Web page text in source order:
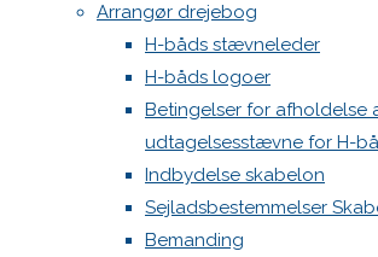
Arrangør drejebog
H-båds stævneleder
H-båds logoer
Betingelser for afholdelse
udtagelsesstævne for H-
Indbydelse skabelon
Sejladsbestemmelser
Bemanding
Din e-
mailadresse
vil ikke
blive
publiceret.
Krævede